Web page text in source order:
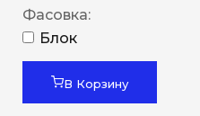
Фасовка:
Блок
В Корзину